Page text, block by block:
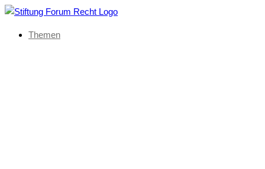
Themen